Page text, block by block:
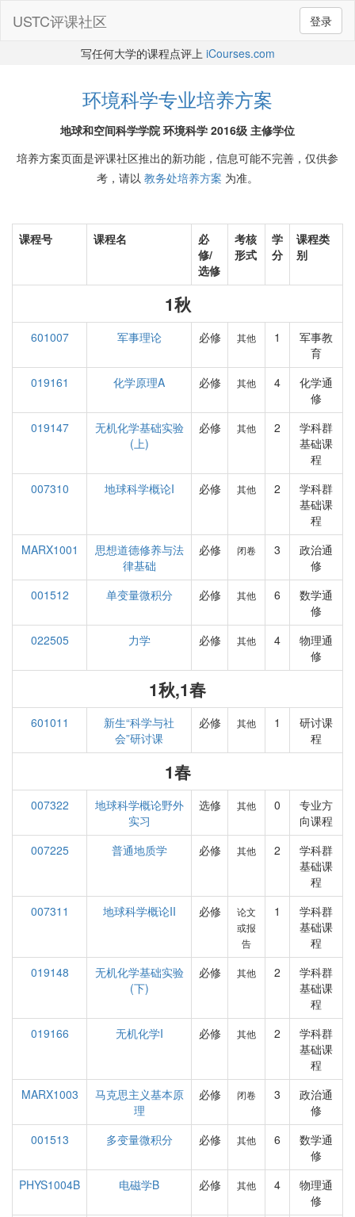
登录
USTC评课社区
写任何大学的课程点评上 iCourses.com
环境科学专业培养方案
地球和空间科学学院 环境科学 2016级 主修学位
培养方案页面是评课社区推出的新功能，信息可能不完善，仅供参
考，请以 教务处培养方案 为准。
课程号 课程名
必
修/
选修
考核
形式
学
分
课程类
别
1秋
601007 军事理论 必修 其他 1
军事教
育
019161
化学原理A 必修 其他 4
化学通
修
019147
无机化学基础实验
(上)
必修 其他 2
学科群
基础课
程
007310
地球科学概论I 必修 其他 2
学科群
基础课
程
MARX1001
思想道德修养与法
律基础
必修 闭卷 3
政治通
修
001512
单变量微积分 必修 其他 6
数学通
修
022505
力学 必修 其他 4
物理通
修
1秋,1春
601011
新生“科学与社
会”研讨课
必修 其他 1
研讨课
程
1春
007322
地球科学概论野外
实习
选修 其他 0
专业方
向课程
007225
普通地质学 必修 其他 2
学科群
基础课
程
007311
地球科学概论II 必修
论文
或报
告
1
学科群
基础课
程
019148
无机化学基础实验
(下)
必修 其他 2
学科群
基础课
程
019166
无机化学I 必修 其他 2
学科群
基础课
程
MARX1003
马克思主义基本原
理
必修 闭卷 3
政治通
修
001513
多变量微积分 必修 其他 6
数学通
修
PHYS1004B
电磁学B 必修 其他 4
物理通
修